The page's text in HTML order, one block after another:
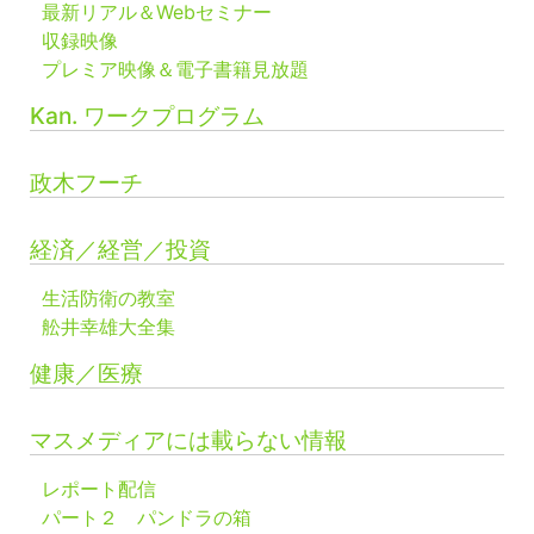
最新リアル＆Webセミナー
収録映像
プレミア映像＆電子書籍見放題
Kan. ワークプログラム
政木フーチ
経済／経営／投資
生活防衛の教室
舩井幸雄大全集
健康／医療
マスメディアには載らない情報
レポート配信
パート２ パンドラの箱